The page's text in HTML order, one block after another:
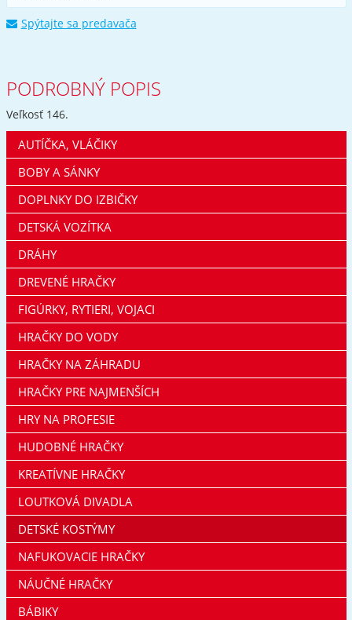
Spýtajte sa predavača
PODROBNÝ POPIS
Veľkosť 146.
AUTÍČKA, VLÁČIKY
BOBY A SÁNKY
DOPLNKY DO IZBIČKY
DETSKÁ VOZÍTKA
DRÁHY
DREVENÉ HRAČKY
FIGÚRKY, RYTIERI, VOJACI
HRAČKY DO VODY
HRAČKY NA ZÁHRADU
HRAČKY PRE NAJMENŠÍCH
HRY NA PROFESIE
HUDOBNÉ HRAČKY
KREATÍVNE HRAČKY
LOUTKOVÁ DIVADLA
DETSKÉ KOSTÝMY
NAFUKOVACIE HRAČKY
NÁUČNÉ HRAČKY
BÁBIKY